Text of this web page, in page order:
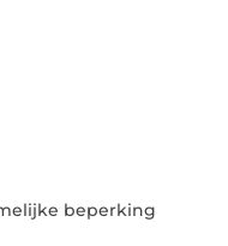
beperking